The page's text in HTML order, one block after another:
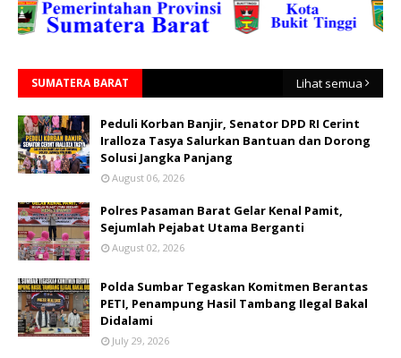
SUMATERA BARAT Lihat semua
Peduli Korban Banjir, Senator DPD RI Cerint
Iralloza Tasya Salurkan Bantuan dan Dorong
Solusi Jangka Panjang
August 06, 2026
Polres Pasaman Barat Gelar Kenal Pamit,
Sejumlah Pejabat Utama Berganti
August 02, 2026
Polda Sumbar Tegaskan Komitmen Berantas
PETI, Penampung Hasil Tambang Ilegal Bakal
Didalami
July 29, 2026